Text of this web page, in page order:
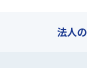
法人の